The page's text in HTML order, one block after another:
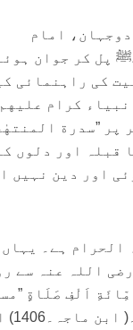
امام
پل کر جوان
کی راہنمائی
كرام عليهم
پر ”سدرة
قبلہ اور دلوں
اور دین نہیں
الحرام ہے۔ یہاں
اللہ عنہ سے
اَلْفِ صَلَاةٍ
الحرآم میں ایک نماز، باقی مقامات